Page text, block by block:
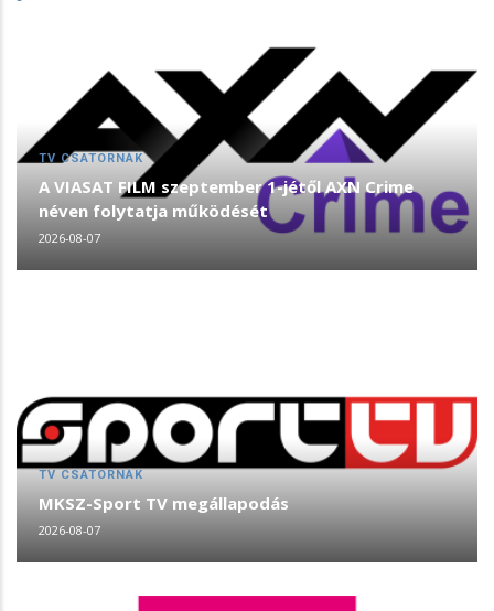
TV CSATORNÁK
A VIASAT FILM szeptember 1-jétől AXN Crime
néven folytatja működését
2026-08-07
TV CSATORNÁK
MKSZ-Sport TV megállapodás
2026-08-07